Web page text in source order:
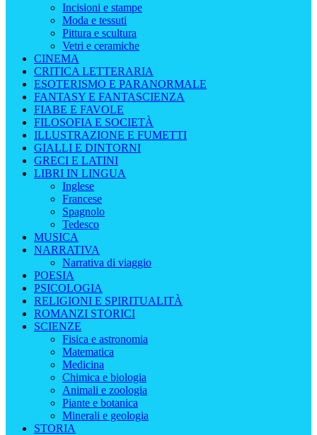
Incisioni e stampe
Moda e tessuti
Pittura e scultura
Vetri e ceramiche
CINEMA
CRITICA LETTERARIA
ESOTERISMO E PARANORMALE
FANTASY E FANTASCIENZA
FIABE E FAVOLE
FILOSOFIA E SOCIETÀ
ILLUSTRAZIONE E FUMETTI
GIALLI E DINTORNI
GRECI E LATINI
LIBRI IN LINGUA
Inglese
Francese
Spagnolo
Tedesco
MUSICA
NARRATIVA
Narrativa di viaggio
POESIA
PSICOLOGIA
RELIGIONI E SPIRITUALITÀ
ROMANZI STORICI
SCIENZE
Fisica e astronomia
Matematica
Medicina
Chimica e biologia
Animali e zoologia
Piante e botanica
Minerali e geologia
STORIA